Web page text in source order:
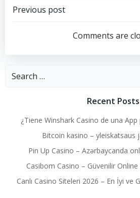
Post
navigation
Previous post
Comments are
Search
Recent Posts
¿Tiene Winshark Casino de una App
Bitcoin kasino – yleiskatsaus
Pin Up Casino – Azərbaycanda
Casibom Casino – Güvenilir
Canlı Casino Siteleri 2026 – En İyi ve